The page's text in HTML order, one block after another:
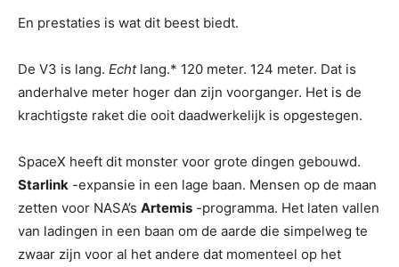
En prestaties is wat dit beest biedt.
De V3 is lang. Echtlang.* 120 meter. 124 meter. Dat is
anderhalve meter hoger dan zijn voorganger. Het is de
krachtigste raket die ooit daadwerkelijk is opgestegen.
SpaceX heeft dit monster voor grote dingen gebouwd.
Starlink -expansie in een lage baan. Mensen op de maan
zetten voor NASA’s Artemis -programma. Het laten vallen
van ladingen in een baan om de aarde die simpelweg te
zwaar zijn voor al het andere dat momenteel op het